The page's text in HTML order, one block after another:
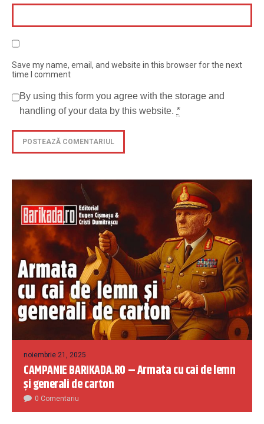
Save my name, email, and website in this browser for the next
time I comment
By using this form you agree with the storage and
handling of your data by this website. *
noiembrie 21, 2025
CAMPANIE BARIKADA.RO – Armata cu cai de lemn
și generali de carton
0 Comentariu